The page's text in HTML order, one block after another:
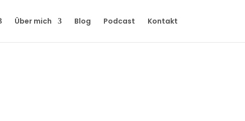
Über mich Blog Podcast Kontakt